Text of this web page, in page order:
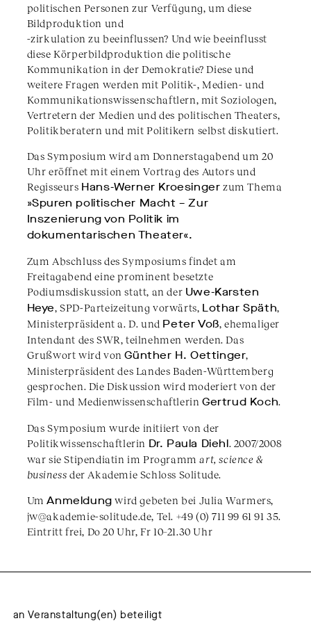
politischen Personen zur Verfügung, um diese
Bildproduktion und
-zirkulation zu beeinflussen? Und wie beeinflusst
diese Körperbildproduktion die politische
Kommunikation in der Demokratie? Diese und
weitere Fragen werden mit Politik-, Medien- und
Kommunikationswissenschaftlern, mit Soziologen,
Vertretern der Medien und des politischen Theaters,
Politikberatern und mit Politikern selbst diskutiert.
Das Symposium wird am Donnerstagabend um 20
Uhr eröffnet mit einem Vortrag des Autors und
Regisseurs Hans-Werner Kroesinger zum Thema
»Spuren politischer Macht – Zur
Inszenierung von Politik im
dokumentarischen Theater«.
Zum Abschluss des Symposiums findet am
Freitagabend eine prominent besetzte
Podiumsdiskussion statt, an der Uwe-Karsten
Heye, SPD-Parteizeitung vorwärts, Lothar Späth,
Ministerpräsident a. D. und Peter Voß, ehemaliger
Intendant des SWR, teilnehmen werden. Das
Grußwort wird vonGünther H. Oettinger,
Ministerpräsident des Landes Baden-Württemberg
gesprochen. Die Diskussion wird moderiert von der
Film- und MedienwissenschaftlerinGertrud Koch.
Das Symposium wurde initiiert von der
Politikwissenschaftlerin Dr. Paula Diehl. 2007/2008
war sie Stipendiatin im Programmart, science &
business der Akademie Schloss Solitude.
UmAnmeldung wird gebeten bei Julia Warmers,
jw@akademie-solitude.de, Tel. +49 (0) 711 99 61 91 35.
Eintritt frei, Do 20 Uhr, Fr 10–21.30 Uhr
an Veranstaltung(en) beteiligt